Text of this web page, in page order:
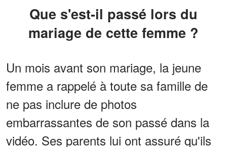
Que s'est-il passé lors du
mariage de cette femme ?
Un mois avant son mariage, la jeune
femme a rappelé à toute sa famille de
ne pas inclure de photos
embarrassantes de son passé dans la
vidéo. Ses parents lui ont assuré qu'ils